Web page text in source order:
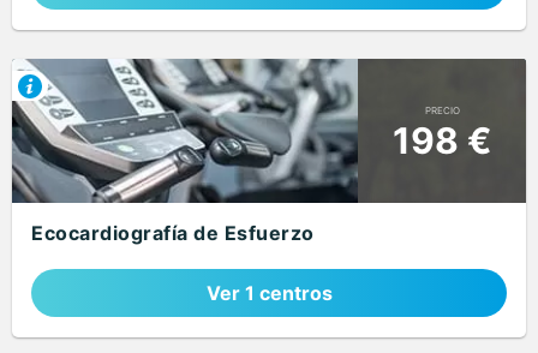
PRECIO
198 €
Ecocardiografía de Esfuerzo
Ver 1 centros